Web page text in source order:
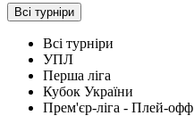
Всі турніри
Всі турніри
УПЛ
Перша ліга
Кубок України
Прем'єр-ліга - Плей-офф